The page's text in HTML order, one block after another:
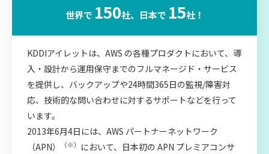
世界で 150社、日本で 15社！
KDDIアイレットは、AWS の各種プロダクトにおいて、導
入・設計から運用保守までのフルマネージド・サービス
を提供し、バックアップや24時間365日の監視/障害対
応、技術的な問い合わせに対するサポートなどを行って
います。
2013年6月4日には、AWS パートナーネットワーク
（APN）
（※）
において、日本初の APN プレミアコンサ